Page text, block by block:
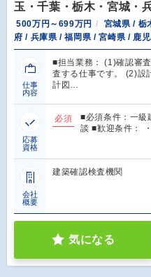
玉・千葉・栃木・宮城・
500万円～699万円
宮城県 / 栃
府 / 兵庫県 / 福岡県 / 宮崎県 / 鹿
仕事
内容
■担当業務： (1)確認審
査する仕事です。 (2)設
計図…
応募
資格
必須
■必須条件：一
談 ■歓迎条件：
会社
概要
建築確認検査機関
気になる